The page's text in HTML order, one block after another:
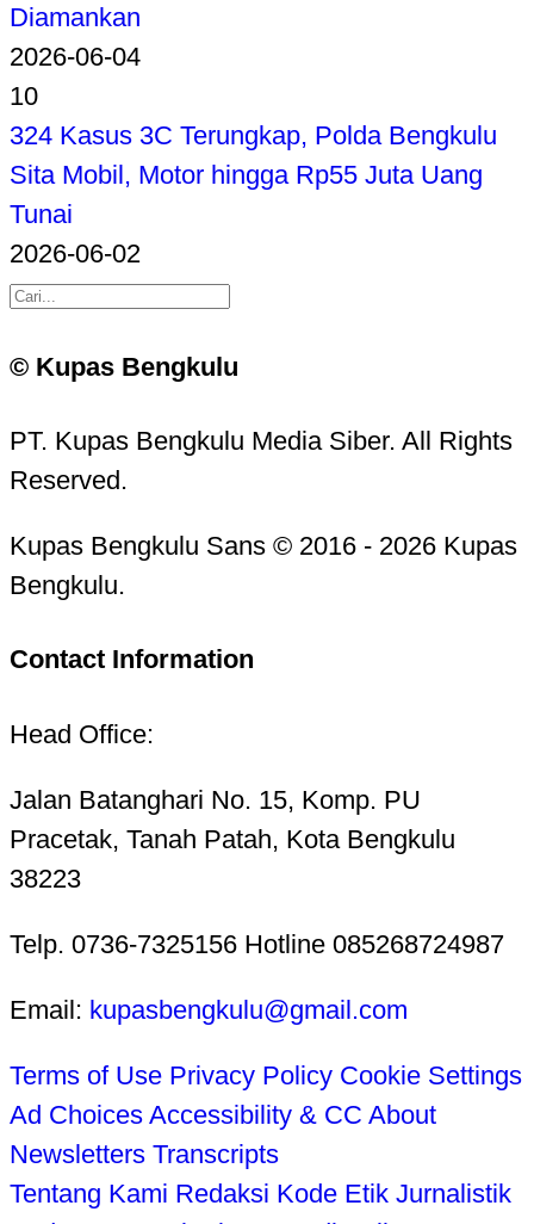
Diamankan
2026-06-04
10
324 Kasus 3C Terungkap, Polda Bengkulu
Sita Mobil, Motor hingga Rp55 Juta Uang
Tunai
2026-06-02
© Kupas Bengkulu
PT. Kupas Bengkulu Media Siber. All Rights
Reserved.
Kupas Bengkulu Sans © 2016 - 2026 Kupas
Bengkulu.
Contact Information
Head Office:
Jalan Batanghari No. 15, Komp. PU
Pracetak, Tanah Patah, Kota Bengkulu
38223
Telp. 0736-7325156 Hotline 085268724987
Email: kupasbengkulu@gmail.com
Terms of Use Privacy Policy Cookie Settings
Ad Choices Accessibility & CC About
Newsletters Transcripts
Tentang Kami Redaksi Kode Etik Jurnalistik